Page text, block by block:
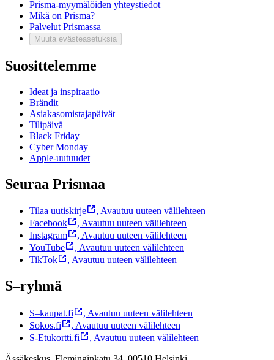
Prisma-myymälöiden yhteystiedot
Mikä on Prisma?
Palvelut Prismassa
Muuta evästeasetuksia
Suosittelemme
Ideat ja inspiraatio
Brändit
Asiakasomistajapäivät
Tilipäivä
Black Friday
Cyber Monday
Apple-uutuudet
Seuraa Prismaa
Tilaa uutiskirje , Avautuu uuteen välilehteen
Facebook
, Avautuu uuteen välilehteen
Instagram
, Avautuu uuteen välilehteen
YouTube
, Avautuu uuteen välilehteen
TikTok
, Avautuu uuteen välilehteen
S–ryhmä
S–kaupat.fi , Avautuu uuteen välilehteen
Sokos.fi
, Avautuu uuteen välilehteen
S-Etukortti.fi
, Avautuu uuteen välilehteen